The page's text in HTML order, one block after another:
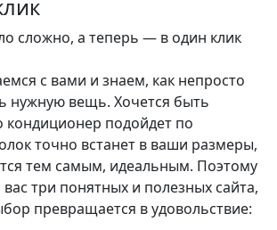
сложно, а теперь — в один клик
с вами и знаем, как непросто
нужную вещь. Хочется быть
кондиционер подойдет по
точно встанет в ваши размеры,
тем самым, идеальным. Поэтому
три понятных и полезных сайта,
превращается в удовольствие: